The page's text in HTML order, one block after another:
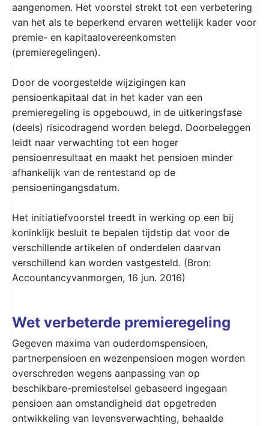
aangenomen. Het voorstel strekt tot een verbetering
van het als te beperkend ervaren wettelijk kader voor
premie- en kapitaalovereenkomsten
(premieregelingen).
Door de voorgestelde wijzigingen kan
pensioenkapitaal dat in het kader van een
premieregeling is opgebouwd, in de uitkeringsfase
(deels) risicodragend worden belegd. Doorbeleggen
leidt naar verwachting tot een hoger
pensioenresultaat en maakt het pensioen minder
afhankelijk van de rentestand op de
pensioeningangsdatum.
Het initiatiefvoorstel treedt in werking op een bij
koninklijk besluit te bepalen tijdstip dat voor de
verschillende artikelen of onderdelen daarvan
verschillend kan worden vastgesteld. (Bron:
Accountancyvanmorgen, 16 jun. 2016)
Wet verbeterde premieregeling
Gegeven maxima van ouderdomspensioen,
partnerpensioen en wezenpensioen mogen worden
overschreden wegens aanpassing van op
beschikbare-premiestelsel gebaseerd ingegaan
pensioen aan omstandigheid dat opgetreden
ontwikkeling van levensverwachting, behaalde